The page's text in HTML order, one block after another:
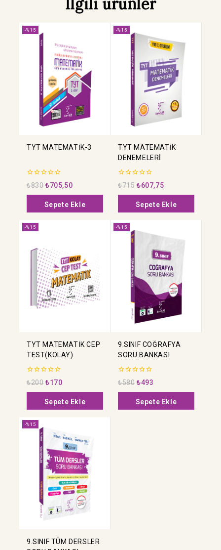
İlgili ürünler
-%15
TYT MATEMATİK-3
0
5
üzerinden
₺830 ₺705,50
Sepete Ekle
-%15
TYT MATEMATİK
DENEMELERİ
0
5
üzerinden
₺715 ₺607,75
Sepete Ekle
-%15
TYT MATEMATİK CEP
TEST(KOLAY)
0
5
üzerinden
₺200 ₺170
Sepete Ekle
-%15
9.SINIF COĞRAFYA
SORU BANKASI
0
5
üzerinden
₺580 ₺493
Sepete Ekle
-%15
9.SINIF TÜM DERSLER